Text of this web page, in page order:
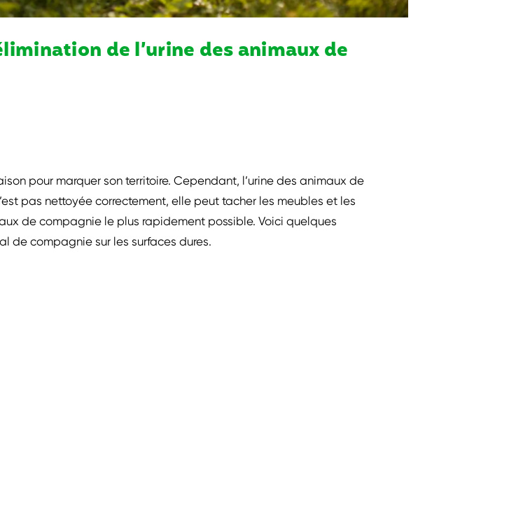
de l’urine des animaux de
pour marquer son territoire. Cependant, l’urine des animaux de
pas nettoyée correctement, elle peut tacher les meubles et les
de compagnie le plus rapidement possible. Voici quelques
de compagnie sur les surfaces dures.